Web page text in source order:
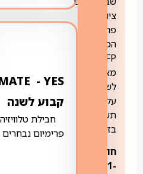
ציוד
פרטי
הכולל
SFP
מאושר
לשימוש
על
תשתית
בזק.
חודשים
1-
קבוע לשנה
חבילת
פרימיום